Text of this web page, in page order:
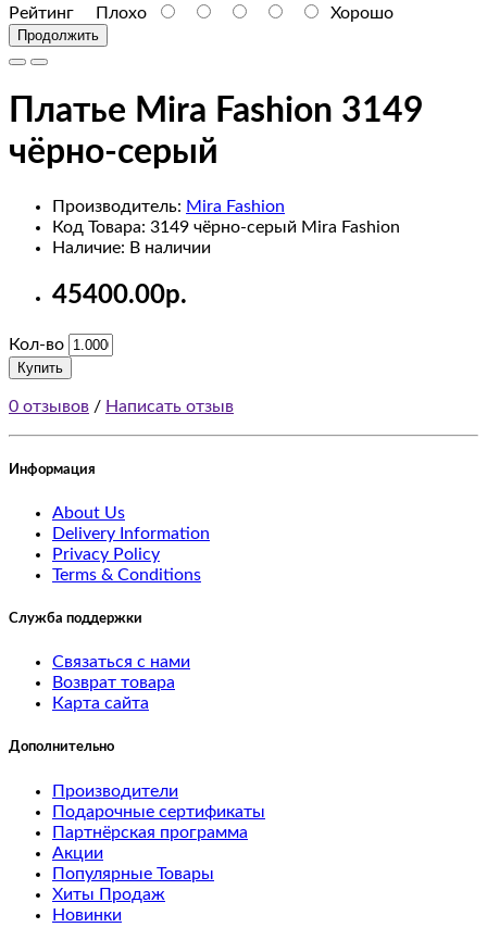
test
test
and
Trackballs
Printers
Web
Cameras
Tablets
Software
Phones
&
Cameras
MP3
test
test
Рейтинг Плохо Хорошо
Продолжить
Платье Mira Fashion 3149
чёрно-серый
Производитель: Mira Fashion
Код Товара: 3149 чёрно-серый Mira Fashion
Наличие: В наличии
45400.00р.
Кол-во
Купить
0 отзывов / Написать отзыв
Информация
About Us
Delivery Information
Privacy Policy
Terms & Conditions
Служба поддержки
Связаться с нами
Возврат товара
Карта сайта
Дополнительно
Производители
Подарочные сертификаты
Партнёрская программа
Акции
Популярные Товары
Хиты Продаж
Новинки